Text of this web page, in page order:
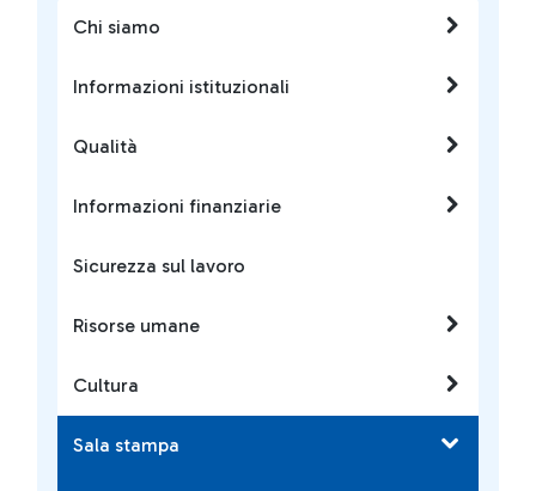
Chi siamo
Informazioni istituzionali
Qualità
Informazioni finanziarie
Sicurezza sul lavoro
Risorse umane
Cultura
Sala stampa